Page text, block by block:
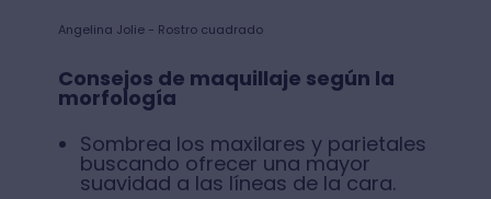
Angelina Jolie - Rostro cuadrado
Consejos de maquillaje según la
morfología
Sombrea los maxilares y parietales
buscando ofrecer una mayor
suavidad a las líneas de la cara.